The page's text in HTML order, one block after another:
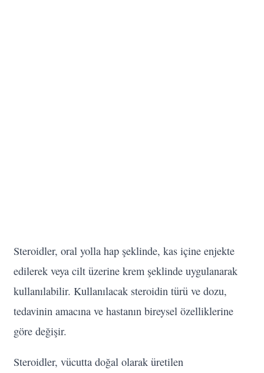
Steroidler, oral yolla hap şeklinde, kas içine enjekte
edilerek veya cilt üzerine krem şeklinde uygulanarak
kullanılabilir. Kullanılacak steroidin türü ve dozu,
tedavinin amacına ve hastanın bireysel özelliklerine
göre değişir.
Steroidler, vücutta doğal olarak üretilen